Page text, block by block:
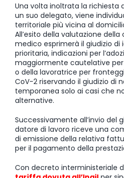
Una volta inoltrata la richiesta
un suo delegato, viene
territoriale più vicina al
All’esito della valutazione
medico esprimerà il giudizio di
prioritaria, indicazioni per
maggiormente cautelative
o della lavoratrice per
CoV-2 riservando il giudizio di
temporanea solo ai casi che
alternative.
Successivamente all’invio del
datore di lavoro riceve una
di emissione della relativa
per il pagamento della
Con decreto interministeriale